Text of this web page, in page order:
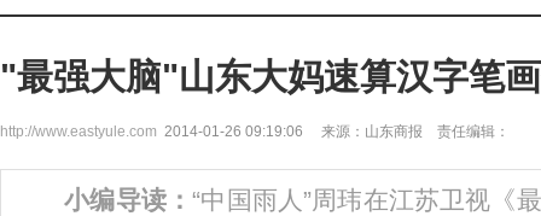
"最强大脑"山东大妈速算汉字笔
http://www.eastyule.com 2014-01-26 09:19:06 来源：山东商报 责任编辑：
小编导读：“中国雨人”周玮在江苏卫视《